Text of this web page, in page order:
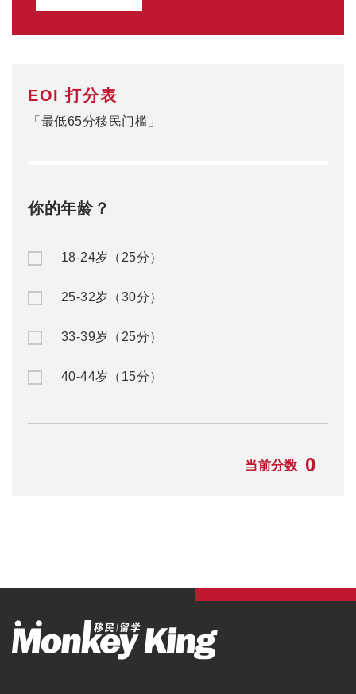
EOI 打分表
「最低65分移民门槛」
你的年龄？
18-24岁（25分）
25-32岁（30分）
33-39岁（25分）
40-44岁（15分）
当前分数 0